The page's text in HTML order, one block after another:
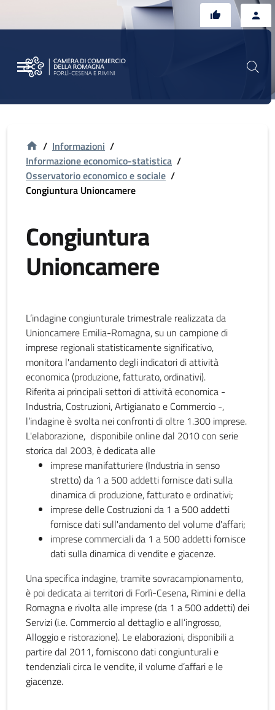
/ Informazioni /
Informazione economico-statistica /
Osservatorio economico e sociale /
Congiuntura Unioncamere
Congiuntura
Unioncamere
L’indagine congiunturale trimestrale realizzata da
Unioncamere Emilia-Romagna, su un campione di
imprese regionali statisticamente significativo,
monitora l'andamento degli indicatori di attività
economica (produzione, fatturato, ordinativi).
Riferita ai principali settori di attività economica -
Industria, Costruzioni, Artigianato e Commercio -,
l’indagine è svolta nei confronti di oltre 1.300 imprese.
L'elaborazione, disponibile online dal 2010 con serie
storica dal 2003, è dedicata alle
imprese manifatturiere (Industria in senso
stretto) da 1 a 500 addetti fornisce dati sulla
dinamica di produzione, fatturato e ordinativi;
imprese delle Costruzioni da 1 a 500 addetti
fornisce dati sull'andamento del volume d'affari;
imprese commerciali da 1 a 500 addetti fornisce
dati sulla dinamica di vendite e giacenze.
Una specifica indagine, tramite sovracampionamento,
è poi dedicata ai territori di Forlì-Cesena, Rimini e della
Romagna e rivolta alle imprese (da 1 a 500 addetti) dei
Servizi (i.e. Commercio al dettaglio e all’ingrosso,
Alloggio e ristorazione). Le elaborazioni, disponibili a
partire dal 2011, forniscono dati congiunturali e
tendenziali circa le vendite, il volume d’affari e le
giacenze.